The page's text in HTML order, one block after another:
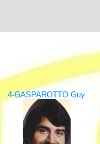
4-GASPAROTTO Guy